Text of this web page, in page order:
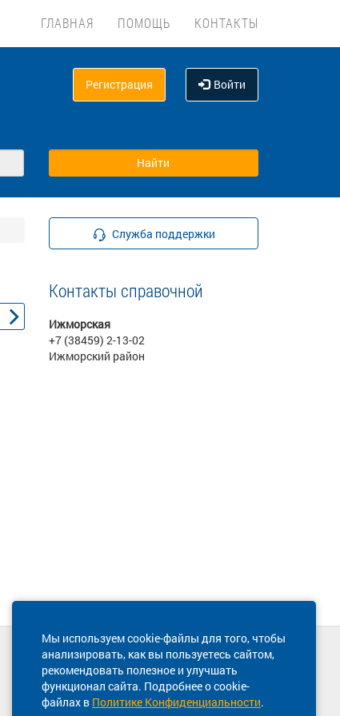
ГЛАВНАЯ ПОМОЩЬ КОНТАКТЫ
Регистрация Войти
Служба поддержки
Контакты справочной
Ижморская
+7 (38459) 2-13-02
Ижморский район
Мы используем cookie-файлы для того, чтобы
анализировать, как вы пользуетесь сайтом,
рекомендовать полезное и улучшать
функционал сайта. Подробнее о cookie-
файлах в Политике Конфиденциальности.
Техническая поддержка сайта
8 800 600-03-38